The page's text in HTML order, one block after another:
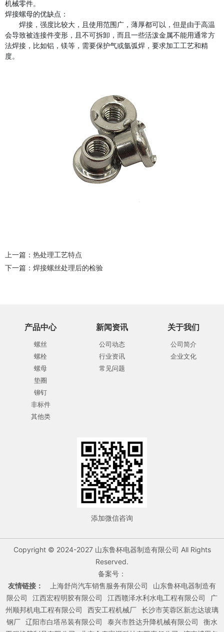
机械零件。
焊接螺母的优缺点：
焊接，强度比较大，且使用范围广，薄厚都可以，但是由于高温
会导致被连接件变形，且不可拆卸，而且一些活泼金属不能用通常方
法焊接，比如铝，镁等，需要保护气或氩弧焊，要求加工工艺和精
度。
上一篇： 热处理工艺特点
下一篇： 焊接螺丝处理后的检验
产品中心
螺丝
螺栓
螺母
垫圈
铆钉
非标件
其他类
新闻资讯
公司动态
行业资讯
常见问题
关于我们
公司简介
企业文化
添加微信咨询
Copyright © 2024-2027 山东鲁杯电器制造有限公司 All Rights
Reserved.
备案号：
友情链接：
上海舒尚汽车销售服务有限公司
山东鲁杯电器制造有
限公司
江西宏程明胶有限公司 江西赣泽水利水电工程有限公司
广
州顺邦机电工程有限公司
西安工程机械厂 长沙市芙蓉区新志达玻璃
钢厂 辽阳市白塔吊装有限公司 泰兴市胜达升降机械有限公司
衡水